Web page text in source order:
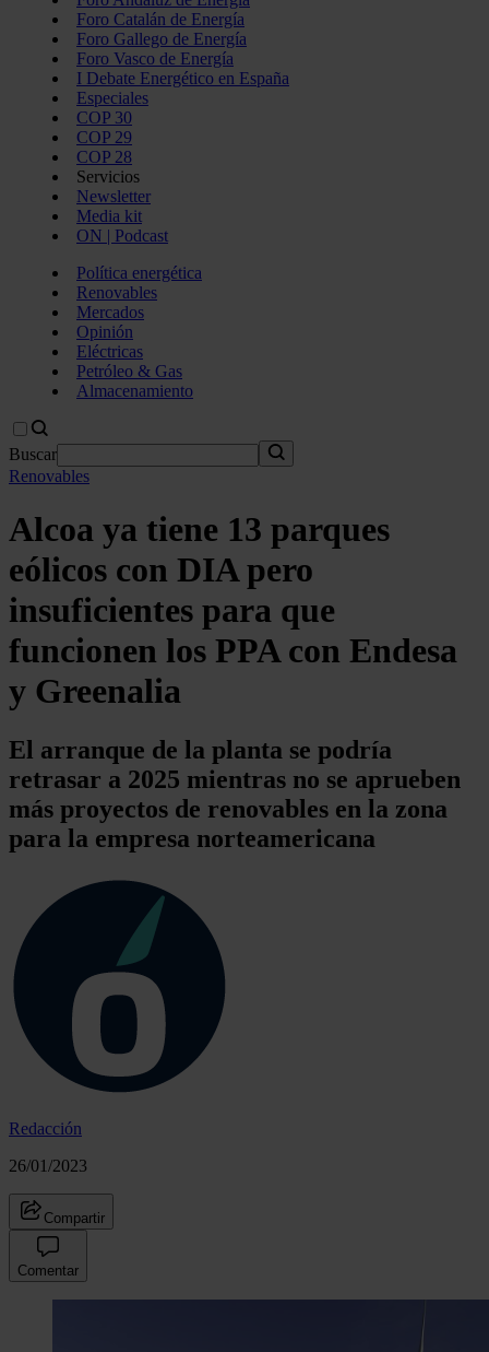
Foro Catalán de Energía
Foro Gallego de Energía
Foro Vasco de Energía
I Debate Energético en España
Especiales
COP 30
COP 29
COP 28
Servicios
Newsletter
Media kit
ON | Podcast
Política energética
Renovables
Mercados
Opinión
Eléctricas
Petróleo & Gas
Almacenamiento
Buscar
Renovables
Alcoa ya tiene 13 parques
eólicos con DIA pero
insuficientes para que
funcionen los PPA con Endesa
y Greenalia
El arranque de la planta se podría
retrasar a 2025 mientras no se aprueben
más proyectos de renovables en la zona
para la empresa norteamericana
Redacción
26/01/2023
Compartir
Comentar